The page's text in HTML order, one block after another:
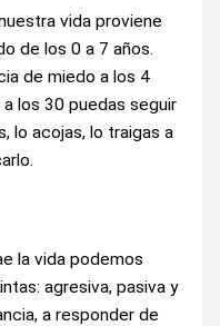
vida proviene
de los 0 a 7 años.
de miedo a los 4
los 30 puedas seguir
lo acojas, lo traigas a
la vida podemos
agresiva, pasiva y
a responder de